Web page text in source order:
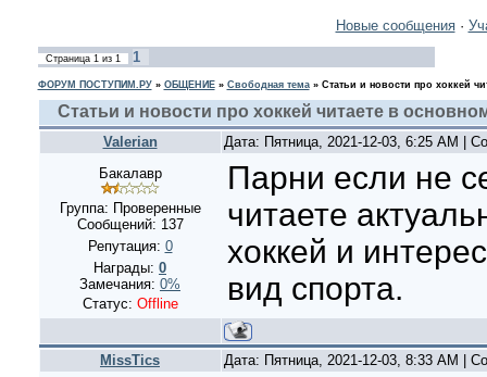
Новые сообщения·
Страница 1из 1 1
ФОРУМ ПОСТУПИМ.РУ» ОБЩЕНИЕ» Свободная тема» Статьи и новости про хоккей
Статьи и новости про хоккей читаете в
Valerian
Дата: Пятница, 2021-12-03, 6:25 AM |
Бакалавр
Группа: Проверенные
Сообщений: 137
Репутация: 0
Награды: 0
Замечания: 0%
Статус: Offline
Парни если не
читаете
хоккей и
вид спорта.
MissTics
Дата: Пятница, 2021-12-03, 8:33 AM |